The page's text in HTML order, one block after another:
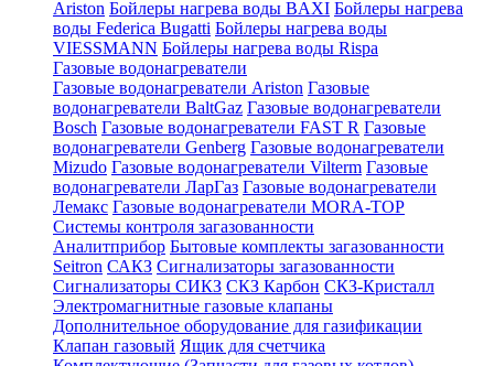
Ariston Бойлеры нагрева воды BAXI Бойлеры нагрева
воды Federica Bugatti Бойлеры нагрева воды
VIESSMANN Бойлеры нагрева воды Rispa
Газовые водонагреватели
Газовые водонагреватели Ariston Газовые
водонагреватели BaltGaz Газовые водонагреватели
Bosch Газовые водонагреватели FAST R Газовые
водонагреватели Genberg Газовые водонагреватели
Mizudo Газовые водонагреватели Vilterm Газовые
водонагреватели ЛарГаз Газовые водонагреватели
Лемакс Газовые водонагреватели MORA-TOP
Системы контроля загазованности
Аналитприбор Бытовые комплекты загазованности
Seitron САКЗ Сигнализаторы загазованности
Сигнализаторы СИКЗ СКЗ Карбон СКЗ-Кристалл
Электромагнитные газовые клапаны
Дополнительное оборудование для газификации
Клапан газовый Ящик для счетчика